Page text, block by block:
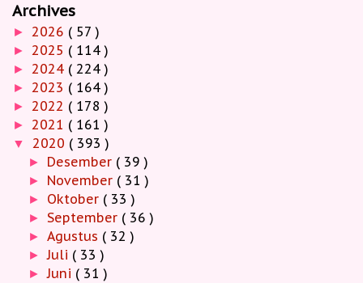
Archives
► 2026 ( 57 )
► 2025 ( 114 )
► 2024 ( 224 )
► 2023 ( 164 )
► 2022 ( 178 )
► 2021 ( 161 )
▼ 2020 ( 393 )
► Desember ( 39 )
► November ( 31 )
► Oktober ( 33 )
► September ( 36 )
►Agustus ( 32 )
►Juli ( 33 )
►Juni ( 31 )